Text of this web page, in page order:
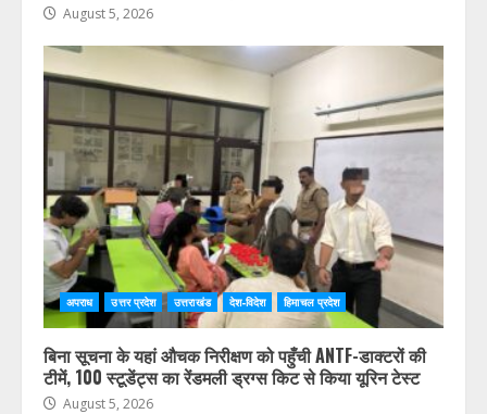
August 5, 2026
अपराध उत्तर प्रदेश उत्तराखंड देश-विदेश हिमाचल प्रदेश
बिना सूचना के यहां औचक निरीक्षण को पहुँची ANTF-डाक्टरों की
टीमें, 100 स्टूडेंट्स का रेंडमली ड्रग्स किट से किया यूरिन टेस्ट
August 5, 2026